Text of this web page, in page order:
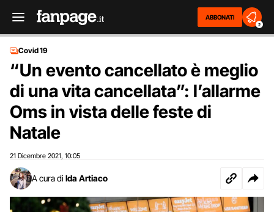
ABBONATI
2
Covid 19
“Un evento cancellato è meglio
di una vita cancellata”: l’allarme
Oms in vista delle feste di
Natale
21 Dicembre 2021 10:05
A cura di Ida Artiaco